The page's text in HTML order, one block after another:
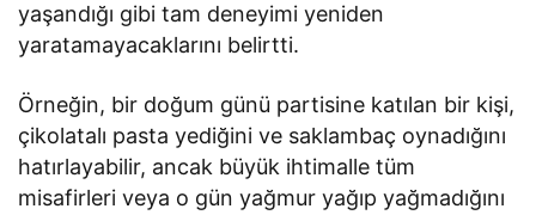
yaşandığı gibi tam deneyimi yeniden
yaratamayacaklarını belirtti.
Örneğin, bir doğum günü partisine katılan bir kişi,
çikolatalı pasta yediğini ve saklambaç oynadığını
hatırlayabilir, ancak büyük ihtimalle tüm
misafirleri veya o gün yağmur yağıp yağmadığını